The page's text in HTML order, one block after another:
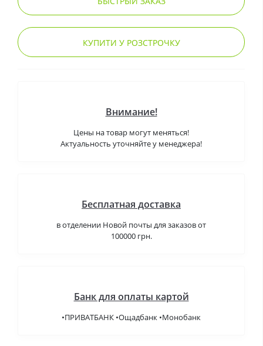
КУПИТИ У РОЗСТРОЧКУ
Внимание!
Цены на товар могут меняться!
Актуальность уточняйте у менеджера!
Бесплатная доставка
в отделении Новой почты для заказов от
100000 грн.
Банк для оплаты картой
•ПРИВАТБАНК •Ощадбанк •Монобанк